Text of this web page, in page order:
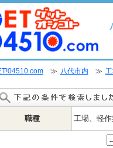
≫ 八代市内 ≫
職種 工場、軽